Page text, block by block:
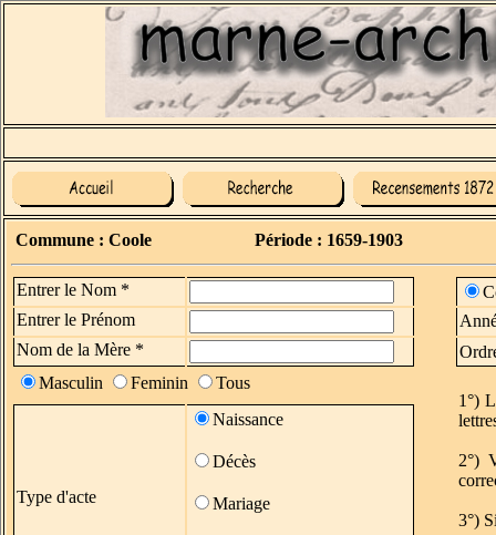
Commune : Coole Période : 1659-1903
Entrer le Nom *
Entrer le Prénom
Nom de la Mère *
Masculin
Feminin
Tous
1°)
2°)
3°)
Type d'acte
Naissance
Décès
Mariage